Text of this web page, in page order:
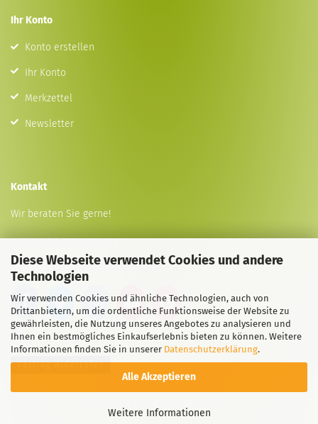
Diese Webseite verwendet Cookies und andere
Technologien
Wir verwenden Cookies und ähnliche Technologien, auch von
Drittanbietern, um die ordentliche Funktionsweise der Website zu
gewährleisten, die Nutzung unseres Angebotes zu analysieren und
Ihnen ein bestmögliches Einkaufserlebnis bieten zu können. Weitere
Informationen finden Sie in unserer Datenschutzerklärung.
Alle Akzeptieren
Weitere Informationen
Ihr Konto
Konto erstellen
Ihr Konto
Merkzettel
Newsletter
Kontakt
Wir beraten Sie gerne!
E-Mailinfo@animal-lovers.shop
Vertrag widerrufen